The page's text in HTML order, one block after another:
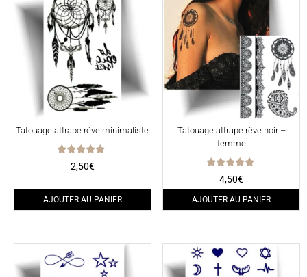
Tatouage attrape rêve minimaliste
Note
5.00
2,50€
AJOUTER AU PANIER
Tatouage attrape rêve noir –
femme
Note
5.00
4,50€
AJOUTER AU PANIER